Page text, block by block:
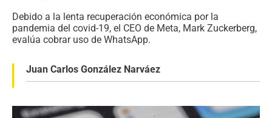
Debido a la lenta recuperación económica por la
pandemia del covid-19, el CEO de Meta, Mark Zuckerberg,
evalúa cobrar uso de WhatsApp.
Juan Carlos González Narváez